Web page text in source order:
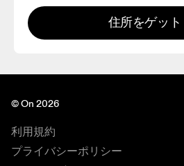
3
住所をゲット
© On 2026
利用規約
プライバシーポリシー